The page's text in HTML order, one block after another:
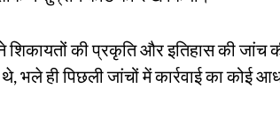
ने शिकायतों की प्रकृति और इतिहास की
भले ही पिछली जांचों में कार्रवाई का कोई